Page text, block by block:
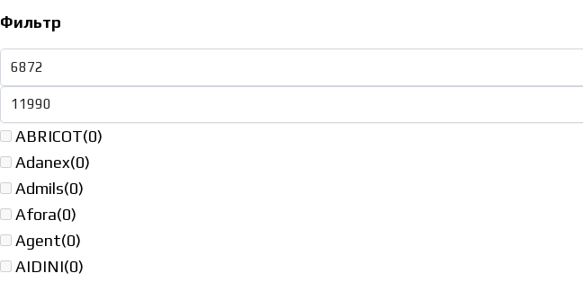
Фильтр
ABRICOT(0)
Adanex(0)
Admils(0)
Afora(0)
Agent(0)
AIDINI(0)